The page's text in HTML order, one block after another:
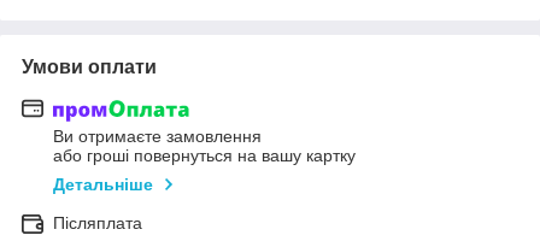
Умови оплати
Ви отримаєте замовлення
або гроші повернуться на вашу картку
Детальніше
Післяплата